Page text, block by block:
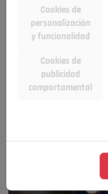
Cookies de
personalización
y funcionalidad
Cookies de
publicidad
comportamental